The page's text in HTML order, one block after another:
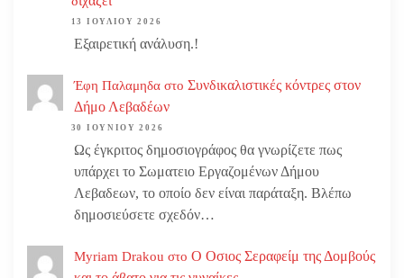
13 ΙΟΥΛΊΟΥ 2026
Εξαιρετική ανάλυση.!
Έφη Παλαμηδα στο Συνδικαλιστικές κόντρες στον
Δήμο Λεβαδέων
30 ΙΟΥΝΊΟΥ 2026
Ως έγκριτος δημοσιογράφος θα γνωρίζετε πως
υπάρχει το Σωματειο Εργαζομένων Δήμου
Λεβαδεων, το οποίο δεν είναι παράταξη. Βλέπω
δημοσιεύσετε σχεδόν…
Myriam Drakou στο Ο Οσιος Σεραφείμ της Δομβούς